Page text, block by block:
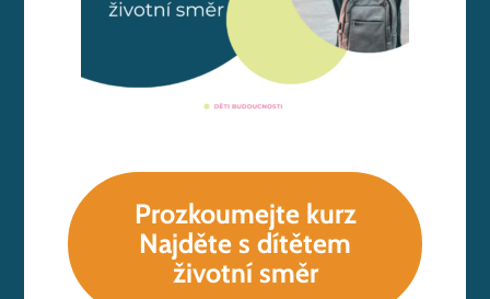
Prozkoumejte kurz
Najděte s dítětem
životní směr